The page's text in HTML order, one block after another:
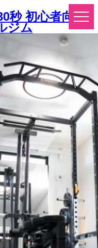
秒 初心者向け
ジム